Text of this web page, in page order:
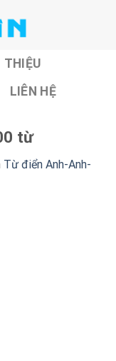
THIỆU
LIÊN HỆ
từ
Từ điển Anh-Anh-